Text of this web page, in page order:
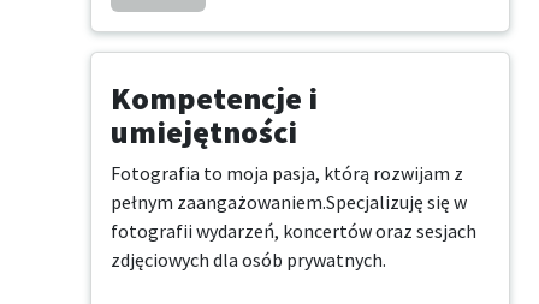
Kompetencje i
umiejętności
Fotografia to moja pasja, którą rozwijam z
pełnym zaangażowaniem.Specjalizuję się w
fotografii wydarzeń, koncertów oraz sesjach
zdjęciowych dla osób prywatnych.